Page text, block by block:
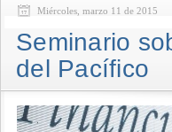
Miércoles, marzo 11 de 2015
Seminario
del Pacífico